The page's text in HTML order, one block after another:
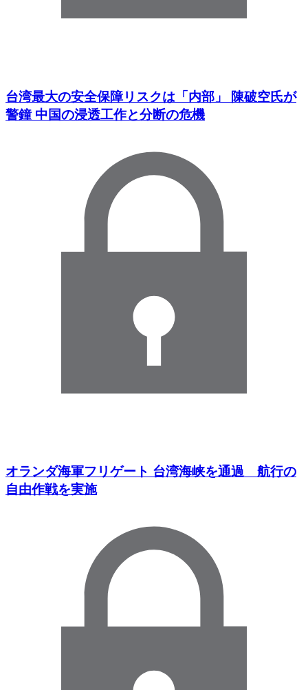
台湾最大の安全保障リスクは「内部」 陳破空氏が
警鐘 中国の浸透工作と分断の危機
オランダ海軍フリゲート 台湾海峡を通過 航行の
自由作戦を実施